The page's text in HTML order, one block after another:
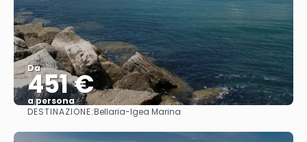
Da
451 €
a persona
Vedere
DESTINAZIONE:Bellaria-Igea Marina